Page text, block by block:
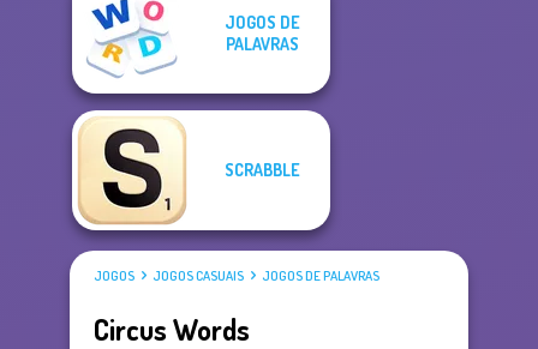
JOGOS DE
PALAVRAS
SCRABBLE
JOGOS JOGOS CASUAIS JOGOS DE PALAVRAS
Circus Words